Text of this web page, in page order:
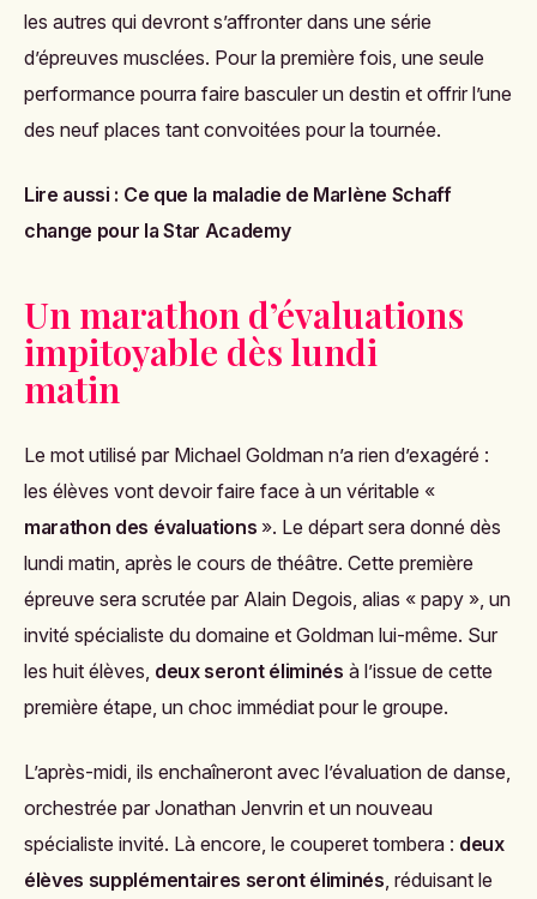
les autres qui devront s’affronter dans une série
d’épreuves musclées. Pour la première fois, une seule
performance pourra faire basculer un destin et offrir l’une
des neuf places tant convoitées pour la tournée.
Lire aussi : Ce que la maladie de Marlène Schaff
change pour la Star Academy
Un marathon d’évaluations
impitoyable dès lundi
matin
Le mot utilisé par Michael Goldman n’a rien d’exagéré :
les élèves vont devoir faire face à un véritable «
marathon des évaluations ». Le départ sera donné dès
lundi matin, après le cours de théâtre. Cette première
épreuve sera scrutée par Alain Degois, alias « papy », un
invité spécialiste du domaine et Goldman lui-même. Sur
les huit élèves, deux seront éliminés à l’issue de cette
première étape, un choc immédiat pour le groupe.
L’après-midi, ils enchaîneront avec l’évaluation de danse,
orchestrée par Jonathan Jenvrin et un nouveau
spécialiste invité. Là encore, le couperet tombera : deux
élèves supplémentaires seront éliminés , réduisant le